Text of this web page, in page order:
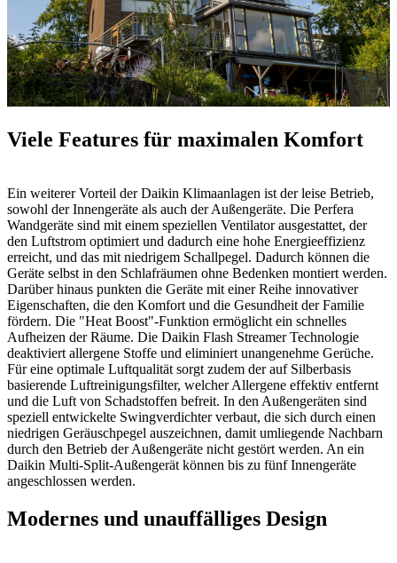
Viele Features für maximalen Komfort
Ein weiterer Vorteil der Daikin Klimaanlagen ist der leise Betrieb,
sowohl der Innengeräte als auch der Außengeräte. Die Perfera
Wandgeräte sind mit einem speziellen Ventilator ausgestattet, der
den Luftstrom optimiert und dadurch eine hohe Energieeffizienz
erreicht, und das mit niedrigem Schallpegel. Dadurch können die
Geräte selbst in den Schlafräumen ohne Bedenken montiert werden.
Darüber hinaus punkten die Geräte mit einer Reihe innovativer
Eigenschaften, die den Komfort und die Gesundheit der Familie
fördern. Die "Heat Boost"-Funktion ermöglicht ein schnelles
Aufheizen der Räume. Die Daikin Flash Streamer Technologie
deaktiviert allergene Stoffe und eliminiert unangenehme Gerüche.
Für eine optimale Luftqualität sorgt zudem der auf Silberbasis
basierende Luftreinigungsfilter, welcher Allergene effektiv entfernt
und die Luft von Schadstoffen befreit. In den Außengeräten sind
speziell entwickelte Swingverdichter verbaut, die sich durch einen
niedrigen Geräuschpegel auszeichnen, damit umliegende Nachbarn
durch den Betrieb der Außengeräte nicht gestört werden. An ein
Daikin Multi-Split-Außengerät können bis zu fünf Innengeräte
angeschlossen werden.
Modernes und unauffälliges Design